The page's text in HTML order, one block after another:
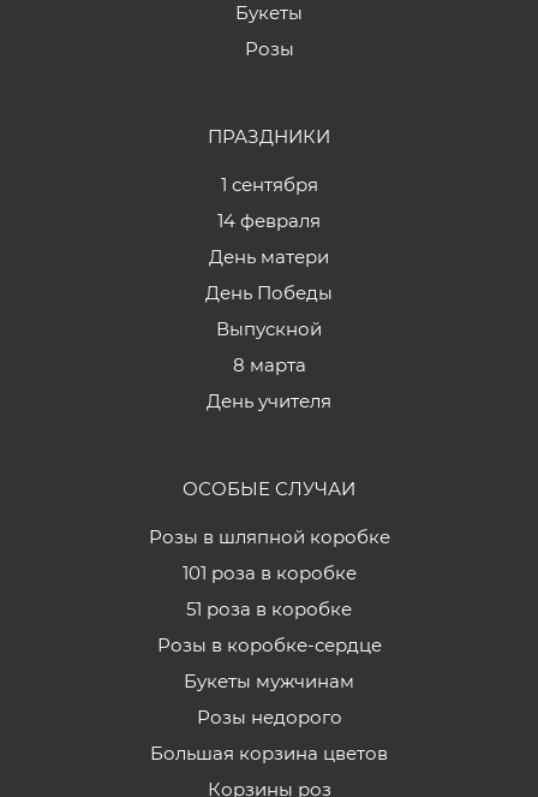
Букеты
Розы
ПРАЗДНИКИ
1 сентября
14 февраля
День матери
День Победы
Выпускной
8 марта
День учителя
ОСОБЫЕ СЛУЧАИ
Розы в шляпной коробке
101 роза в коробке
51 роза в коробке
Розы в коробке-сердце
Букеты мужчинам
Розы недорого
Большая корзина цветов
Корзины роз